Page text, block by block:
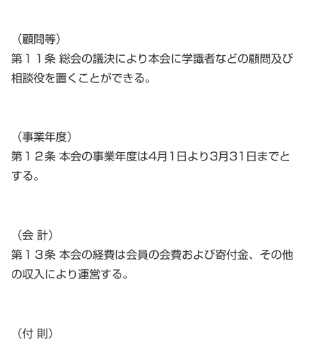
（顧問等）
第１１条 総会の議決により本会に学識者などの顧問及び
相談役を置くことができる。
（事業年度）
第１２条 本会の事業年度は4月1日より3月31日までと
する。
（会 計）
第１３条 本会の経費は会員の会費および寄付金、その他
の収入により運営する。
（付 則）